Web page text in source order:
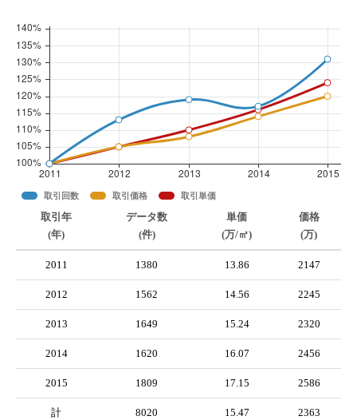
取引回数 取引価格 取引単価
取引年
(年)
データ数
(件)
単価
(万/㎡)
価格
(万)
2011 1380 13.86 2147
2012 1562 14.56 2245
2013 1649 15.24 2320
2014 1620 16.07 2456
2015 1809 17.15 2586
計 8020 15.47 2363